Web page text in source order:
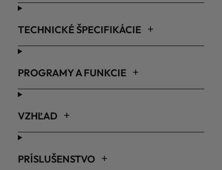
TECHNICKÉ ŠPECIFIKÁCIE
PROGRAMY A FUNKCIE
VZHĽAD
PRÍSLUŠENSTVO